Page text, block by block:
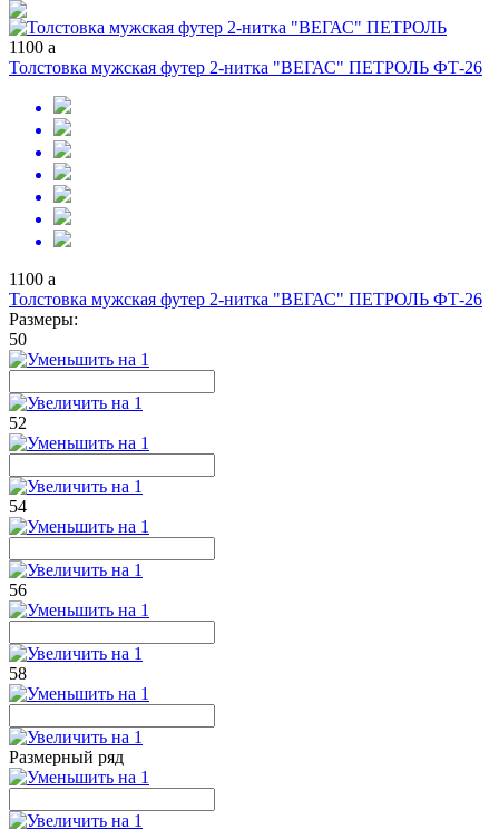
1100 a
Толстовка мужская футер 2-нитка "ВЕГАС" ПЕТРОЛЬ ФТ-26
1100 a
Толстовка мужская футер 2-нитка "ВЕГАС" ПЕТРОЛЬ ФТ-26
Размеры:
50
52
54
56
58
Размерный ряд